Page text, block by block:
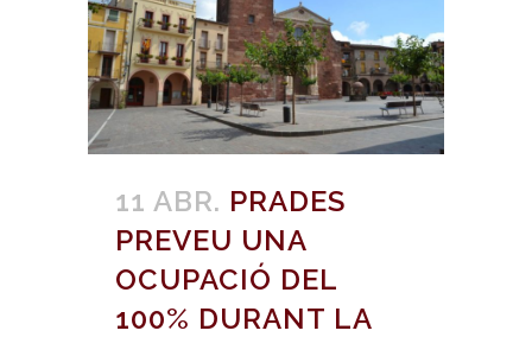
11 ABR. PRADES
PREVEU UNA
OCUPACIÓ DEL
100% DURANT LA